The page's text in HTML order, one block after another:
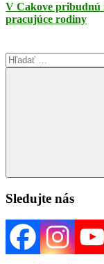
V Cakove pribudnú
pracujúce rodiny
Search
for:
Sledujte nás